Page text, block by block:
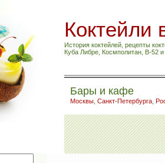
Коктейли
История коктейлей, рецепты
Куба Либре, Космполитан, B-52
Бары и кафе
Москвы Санкт-Петербурга